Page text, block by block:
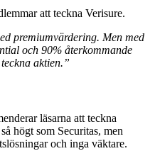
att teckna Verisure.
premiumvärdering. Men med
och 90% återkommande
aktien.”
läsarna att teckna
högt som Securitas, men
och inga väktare.